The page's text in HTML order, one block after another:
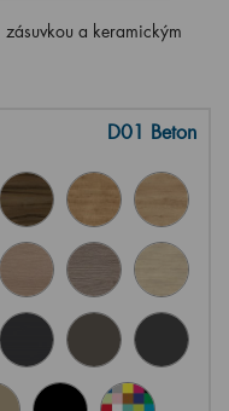
a keramickým
D01 Beton